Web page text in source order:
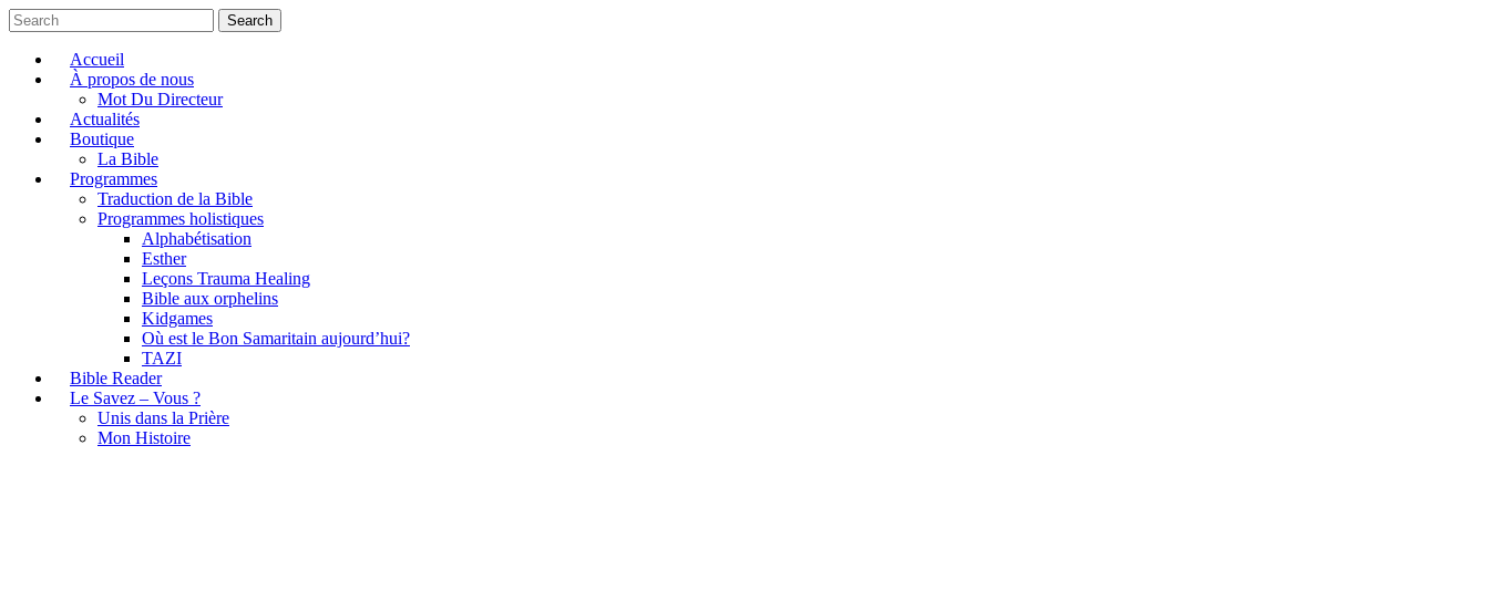
Search
Accueil
À propos de nous
Mot Du Directeur
Actualités
Boutique
La Bible
Programmes
Traduction de la Bible
Programmes holistiques
Alphabétisation
Esther
Leçons Trauma Healing
Bible aux orphelins
Kidgames
Où est le Bon Samaritain aujourd’hui?
TAZI
Bible Reader
Le Savez – Vous ?
Unis dans la Prière
Mon Histoire